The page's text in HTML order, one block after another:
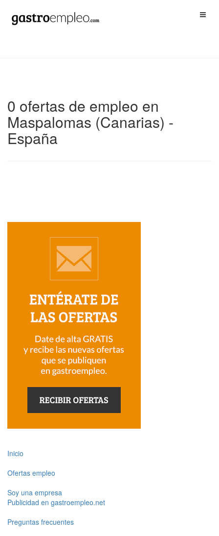
0 ofertas de empleo en
Maspalomas (Canarias) -
España
Inicio
Ofertas empleo
Soy una empresa
Publicidad en gastroempleo.net
Preguntas frecuentes